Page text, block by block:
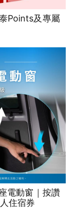
Points及專屬
電動窗｜按讚
住宿券